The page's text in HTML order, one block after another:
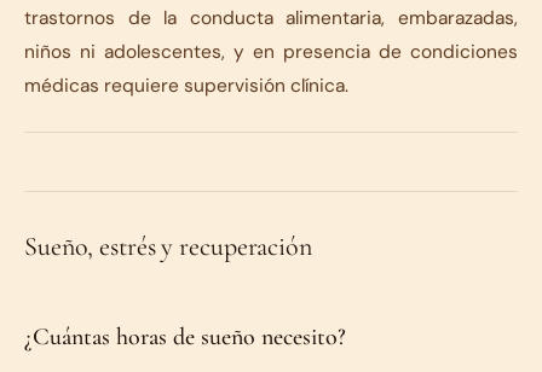
trastornos de la conducta alimentaria, embarazadas,
niños ni adolescentes, y en presencia de condiciones
médicas requiere supervisión clínica.
Sueño, estrés y recuperación
¿Cuántas horas de sueño necesito?